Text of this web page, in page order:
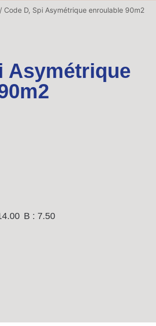
/ Code D, Spi Asymétrique enroulable 90m2
Asymétrique
B : 7.50